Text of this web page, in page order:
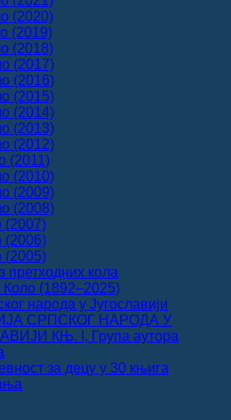
(2020)
(2019)
(2018)
(2017)
(2016)
(2015)
(2014)
(2013)
(2012)
(2011)
(2010)
(2009)
(2008)
(2007)
(2006)
(2005)
претходних кола
Коло (1892‒2025)
народа у Југославији
СРПСКОГ НАРОДА У
КЊ. I, Група аутора
за децу у 30 књига